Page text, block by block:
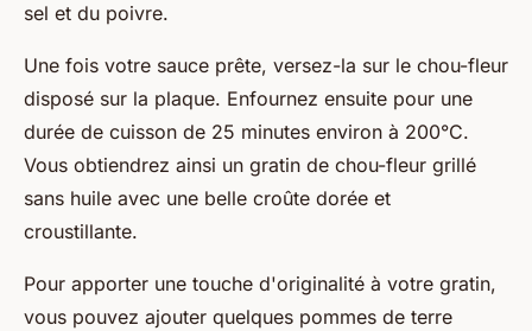
sel et du poivre.
Une fois votre sauce prête, versez-la sur le chou-fleur
disposé sur la plaque. Enfournez ensuite pour une
durée de cuisson de 25 minutes environ à 200°C.
Vous obtiendrez ainsi un gratin de chou-fleur grillé
sans huile avec une belle croûte dorée et
croustillante.
Pour apporter une touche d'originalité à votre gratin,
vous pouvez ajouter quelques pommes de terre